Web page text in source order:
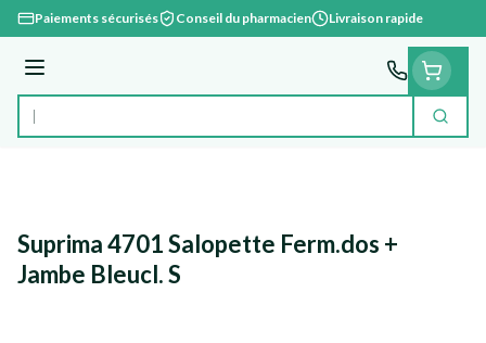
Aller au contenu
Paiements sécurisés Conseil du pharmacien Livraison rapide
Menu
Rechercher
Suprima 4701 Salopette Ferm.dos +
Jambe Bleucl. S